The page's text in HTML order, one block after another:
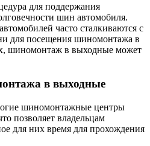
для поддержания
шин автомобиля.
часто сталкиваются с
для посещения шиномонтажа в
шиномонтаж в выходные может
в выходные
шиномонтажные центры
позволяет владельцам
для них время для прохождения